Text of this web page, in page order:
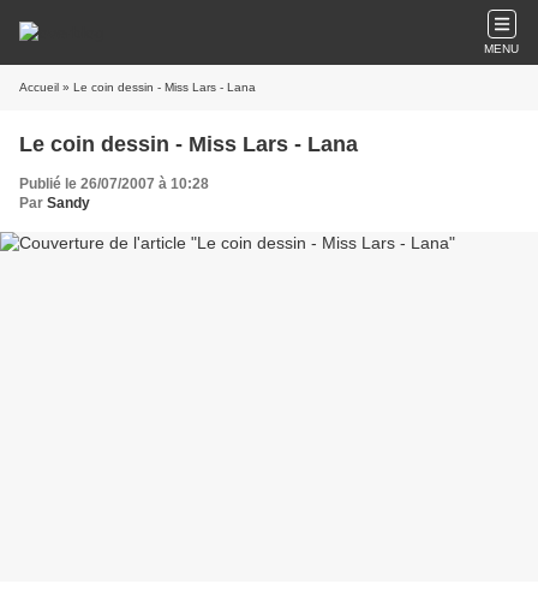
MENU
Accueil » Le coin dessin - Miss Lars - Lana
Le coin dessin - Miss Lars - Lana
Publié le 26/07/2007 à 10:28
Par Sandy